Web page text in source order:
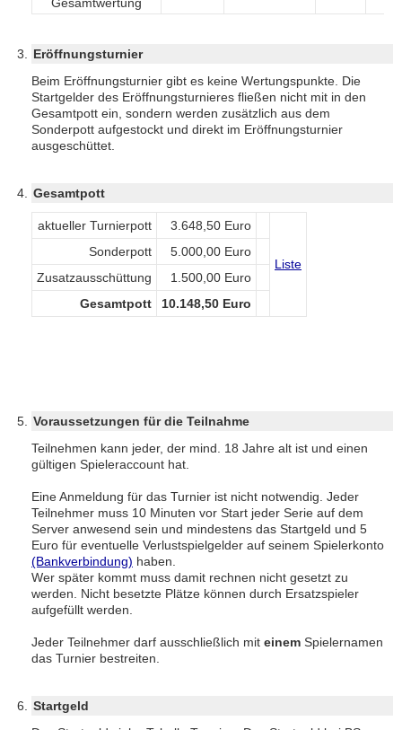
Eröffnungsturnier
Beim Eröffnungsturnier gibt es keine Wertungspunkte. Die
Startgelder des Eröffnungsturnieres fließen nicht mit in den
Gesamtpott ein, sondern werden zusätzlich aus dem
Sonderpott aufgestockt und direkt im Eröffnungsturnier
ausgeschüttet.
Gesamtpott
aktueller Turnierpott 3.648,50 Euro
Liste
Sonderpott
5.000,00 Euro
Zusatzausschüttung
1.500,00 Euro
Gesamtpott
10.148,50 Euro
Voraussetzungen für die Teilnahme
Teilnehmen kann jeder, der mind. 18 Jahre alt ist und einen
gültigen Spieleraccount hat.
Eine Anmeldung für das Turnier ist nicht notwendig. Jeder
Teilnehmer muss 10 Minuten vor Start jeder Serie auf dem
Server anwesend sein und mindestens das Startgeld und 5
Euro für eventuelle Verlustspielgelder auf seinem Spielerkonto
(Bankverbindung) haben.
Wer später kommt muss damit rechnen nicht gesetzt zu
werden. Nicht besetzte Plätze können durch Ersatzspieler
aufgefüllt werden.
Jeder Teilnehmer darf ausschließlich mit einem Spielernamen
das Turnier bestreiten.
Startgeld